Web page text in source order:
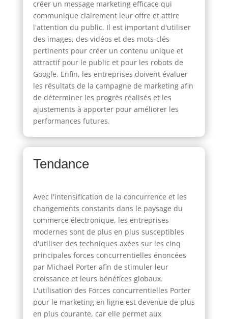
créer un message marketing efficace qui
communique clairement leur offre et attire
l'attention du public. Il est important d'utiliser
des images, des vidéos et des mots-clés
pertinents pour créer un contenu unique et
attractif pour le public et pour les robots de
Google. Enfin, les entreprises doivent évaluer
les résultats de la campagne de marketing afin
de déterminer les progrès réalisés et les
ajustements à apporter pour améliorer les
performances futures.
Tendance
Avec l'intensification de la concurrence et les
changements constants dans le paysage du
commerce électronique, les entreprises
modernes sont de plus en plus susceptibles
d'utiliser des techniques axées sur les cinq
principales forces concurrentielles énoncées
par Michael Porter afin de stimuler leur
croissance et leurs bénéfices globaux.
L'utilisation des Forces concurrentielles Porter
pour le marketing en ligne est devenue de plus
en plus courante, car elle permet aux